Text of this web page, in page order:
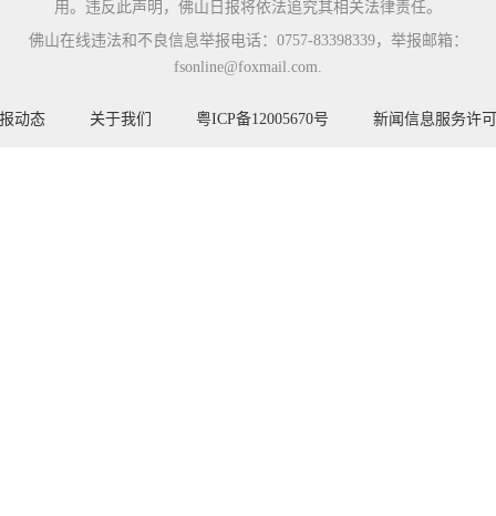
用。违反此声明，佛山日报将依法追究其相关法律责任。
佛山在线违法和不良信息举报电话：0757-83398339，举报邮箱：
fsonline@foxmail.com.
动态 关于我们 粤ICP备12005670号 新闻信息服务许